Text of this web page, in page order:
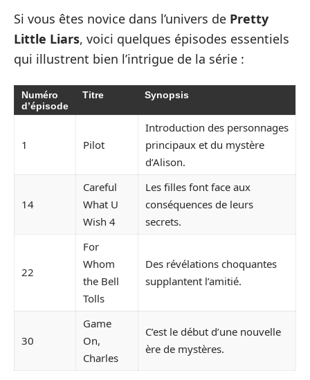
Si vous êtes novice dans l’univers de Pretty
Little Liars, voici quelques épisodes essentiels
qui illustrent bien l’intrigue de la série :
Numéro
d’épisode
Titre Synopsis
1 Pilot
Introduction des personnages
principaux et du mystère
d’Alison.
14
Careful
What U
Wish 4
Les filles font face aux
conséquences de leurs
secrets.
22
For
Whom
the Bell
Tolls
Des révélations choquantes
supplantent l’amitié.
30
Game
On,
Charles
C’est le début d’une nouvelle
ère de mystères.